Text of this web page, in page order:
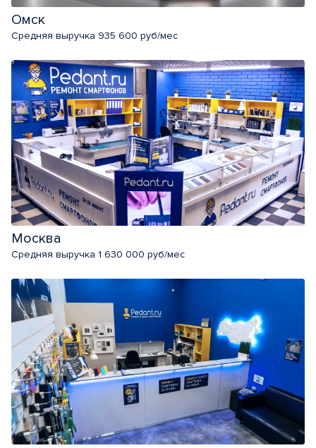
Омск
Средняя выручка 935 600 руб/мес
Москва
Средняя выручка 1 630 000 руб/мес